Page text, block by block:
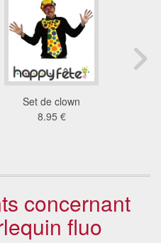
Set de clown
8.95 €
concernant
fluo